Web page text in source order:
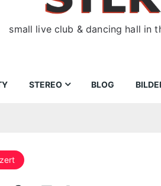
small live club & dancing hall in
STEREO BLOG